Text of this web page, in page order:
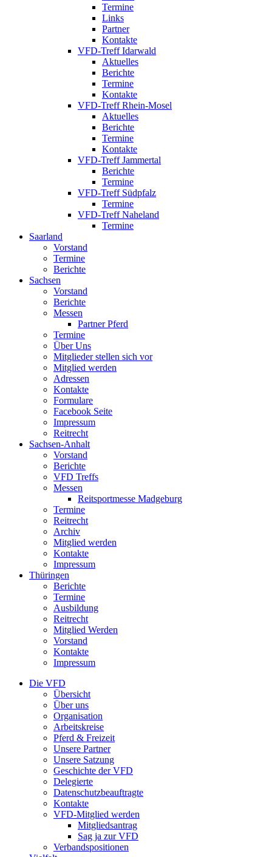
Termine
Links
Partner
Kontakte
VFD-Treff Idarwald
Aktuelles
Berichte
Termine
Kontakte
VFD-Treff Rhein-Mosel
Aktuelles
Berichte
Termine
Kontakte
VFD-Treff Jammertal
Berichte
Termine
VFD-Treff Südpfalz
Termine
VFD-Treff Naheland
Termine
Saarland
Vorstand
Termine
Berichte
Sachsen
Vorstand
Berichte
Messen
Partner Pferd
Termine
Über Uns
Mitglieder stellen sich vor
Mitglied werden
Adressen
Kontakte
Formulare
Facebook Seite
Impressum
Reitrecht
Sachsen-Anhalt
Vorstand
Berichte
VFD Treffs
Messen
Reitsportmesse Madgeburg
Termine
Reitrecht
Archiv
Mitglied werden
Kontakte
Impressum
Thüringen
Berichte
Termine
Ausbildung
Reitrecht
Mitglied Werden
Vorstand
Kontakte
Impressum
Die VFD
Übersicht
Über uns
Organisation
Arbeitskreise
Pferd & Freizeit
Unsere Partner
Unsere Satzung
Geschichte der VFD
Delegierte
Datenschutzbeauftragte
Kontakte
VFD-Mitglied werden
Mitgliedsantrag
Sag ja zur VFD
Verbandspositionen